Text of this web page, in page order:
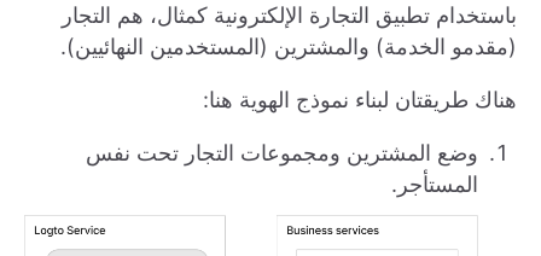
باستخدام تطبيق التجارة الإلكترونية كمثال، هم التجار
(مقدمو الخدمة) والمشترين (المستخدمين النهائيين).
هناك طريقتان لبناء نموذج الهوية هنا:
وضع المشترين ومجموعات التجار تحت نفس
المستأجر.